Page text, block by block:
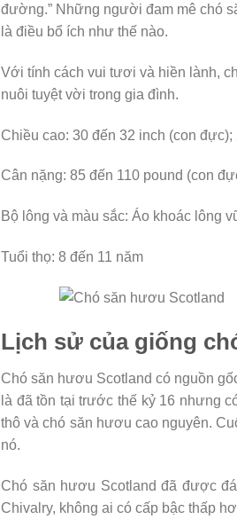
đường.” Những người đam mê chó
là điều bổ ích như thế nào.
Với tính cách vui tươi và hiền lành,
nuôi tuyệt vời trong gia đình.
Chiều cao: 30 đến 32 inch (con
Cân nặng: 85 đến 110 pound (con
Bộ lông và màu sắc: Áo khoác lông
Tuổi thọ: 8 đến 11 năm
Lịch sử của giống
Chó săn hươu Scotland có nguồn
là đã tồn tại trước thế kỷ 16 nhưng
thô và chó săn hươu cao nguyên.
nó.
Chó săn hươu Scotland đã được
Chivalry, không ai có cấp bậc thấp